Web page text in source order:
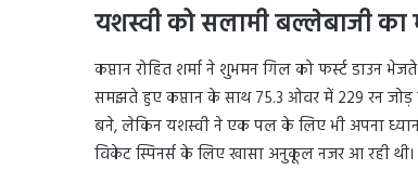
यशस्वी को सलामी बल्लेबाजी का
कप्तान रोहित शर्मा ने शुभमन गिल को फर्स्ट डाउन
समझते हुए कप्तान के साथ 75.3 ओवर में 229 रन
बने, लेकिन यशस्वी ने एक पल के लिए भी अपना
विकेट स्पिनर्स के लिए खासा अनुकूल नजर आ रही थी।